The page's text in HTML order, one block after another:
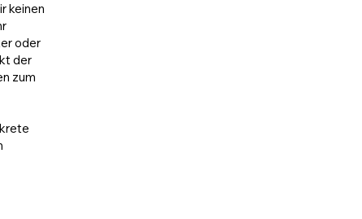
keinen
oder
der
zum